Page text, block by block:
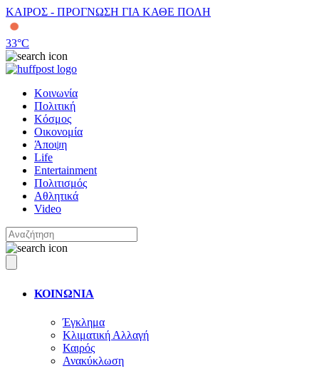
ΚΑΙΡΟΣ - ΠΡΟΓΝΩΣΗ ΓΙΑ ΚΑΘΕ ΠΟΛΗ
33°C
Κοινωνία
Πολιτική
Κόσμος
Οικονομία
Άποψη
Life
Entertainment
Πολιτισμός
Αθλητικά
Video
ΚΟΙΝΩΝΙΑ
Έγκλημα
Κλιματική Αλλαγή
Καιρός
Ανακύκλωση